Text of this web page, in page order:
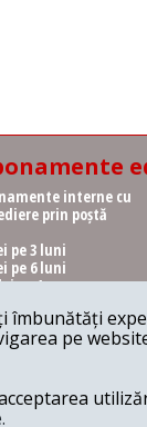
interne cu
prin poștă
pe 3 luni
pe 6 luni
pe 1 an
interne cu
de la redacție
pe 6 luni
pe 1 an
pe